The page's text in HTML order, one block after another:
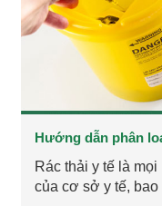
Hướng dẫn phân
Rác thải y tế là
của cơ sở y tế, bao